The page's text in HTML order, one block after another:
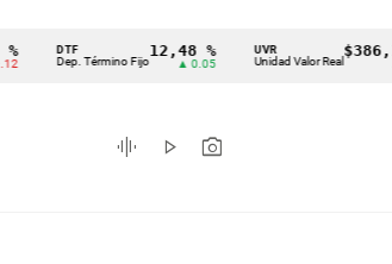
Cintillo
indicadores
económicos
DTF
Dep. Término Fijo
12,48 %
▲ 0.05
UVR
Unidad Valor Real
$386,1273
graphic_eq play_arrow photo_camera